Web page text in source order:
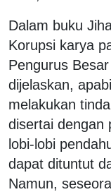
Dalam buku
Korupsi karya
Pengurus
dijelaskan,
melakukan
disertai dengan
lobi-lobi
dapat dituntut
Namun,